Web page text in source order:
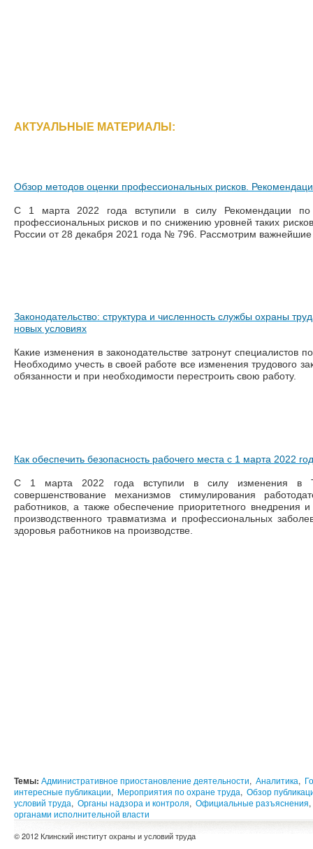
АКТУАЛЬНЫЕ МАТЕРИАЛЫ:
Обзор методов оценки профессиональных рисков.
С 1 марта 2022 года вступили в силу Рекомендации по
профессиональных рисков и по снижению уровней таких
России от 28 декабря 2021 года № 796. Рассмотрим
Законодательство: структура и численность службы охраны
новых условиях
Какие изменения в законодательстве затронут специалистов
Необходимо учесть в своей работе все изменения трудового
обязанности и при необходимости перестроить свою работу.
Как обеспечить безопасность рабочего места с 1 марта 2022
С 1 марта 2022 года вступили в силу изменения в
совершенствование механизмов стимулирования
работников, а также обеспечение приоритетного внедрения
производственного травматизма и профессиональных
здоровья работников на производстве.
Темы: Административное приостановление деятельности, Аналитика,
интересные публикации, Мероприятия по охране труда, Обзор
условий труда, Органы надзора и контроля, Официальные разъяснения,
органами исполнительной власти
© 2012 Клинский институт охраны и условий труда